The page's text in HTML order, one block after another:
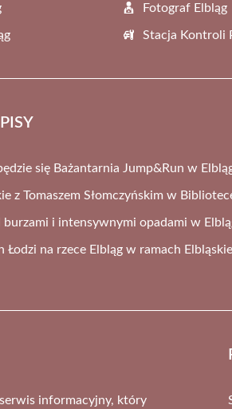
Fotograf Elbląg
Stacja Kontroli
się Bażantarnia Jump&Run w
z Tomaszem Słomczyńskim w
burzami i intensywnymi opadami w
Łodzi na rzece Elbląg w ramach
informacyjny, który